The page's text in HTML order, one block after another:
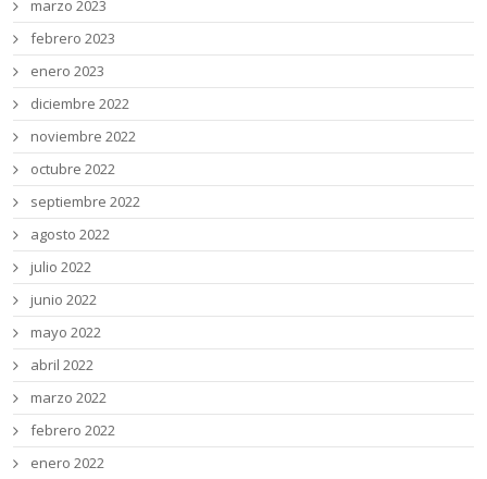
marzo 2023
febrero 2023
enero 2023
diciembre 2022
noviembre 2022
octubre 2022
septiembre 2022
agosto 2022
julio 2022
junio 2022
mayo 2022
abril 2022
marzo 2022
febrero 2022
enero 2022